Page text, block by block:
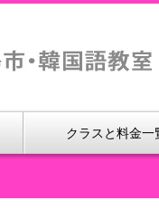
クラスと料金一